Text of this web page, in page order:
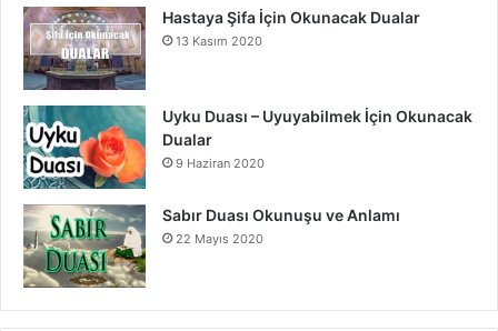
Hastaya Şifa İçin Okunacak Dualar
13 Kasım 2020
Uyku Duası – Uyuyabilmek İçin Okunacak
Dualar
9 Haziran 2020
Sabır Duası Okunuşu ve Anlamı
22 Mayıs 2020